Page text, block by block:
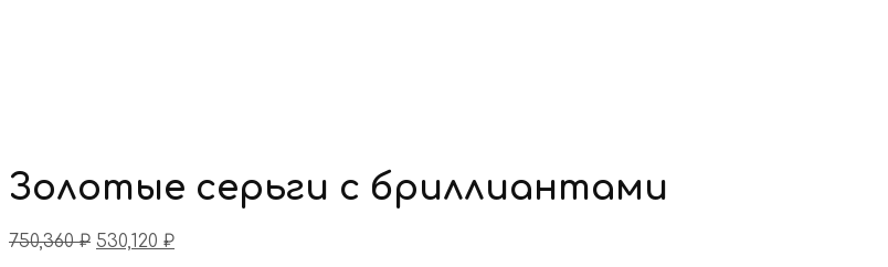
Золотые серьги с бриллиантами
750,360₽ 530,120 ₽